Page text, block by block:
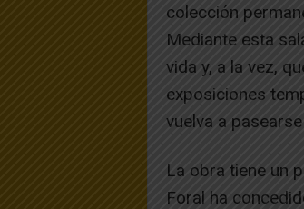
colección
Mediante esta
vida y, a la vez,
exposiciones
vuelva a pasearse
La obra tiene un
Foral ha